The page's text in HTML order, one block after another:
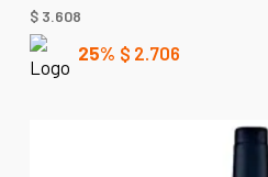
$3.608
25% $ 2.706